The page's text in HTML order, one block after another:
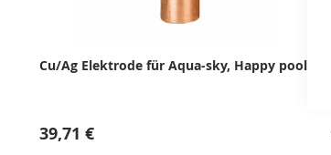
Cu/Ag Elektrode für Aqua-sky, Happy pool
39,71 €